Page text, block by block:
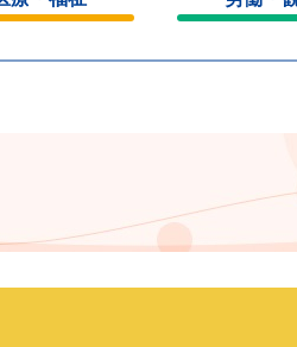
じ